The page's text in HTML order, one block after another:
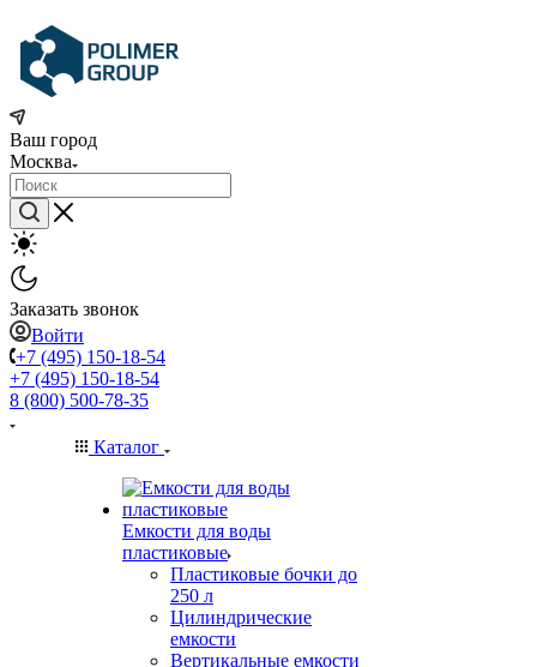
Ваш город
Москва
Заказать звонок
Войти
+7 (495) 150-18-54
+7 (495) 150-18-54
8 (800) 500-78-35
Каталог
Емкости для воды
пластиковые
Пластиковые бочки до
250 л
Цилиндрические
емкости
Вертикальные емкости